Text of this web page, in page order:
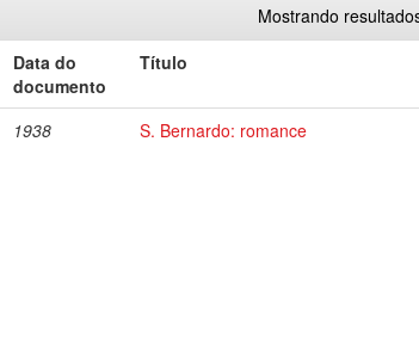
Mostrando
Data do
documento
Título
1938 S. Bernardo: romance